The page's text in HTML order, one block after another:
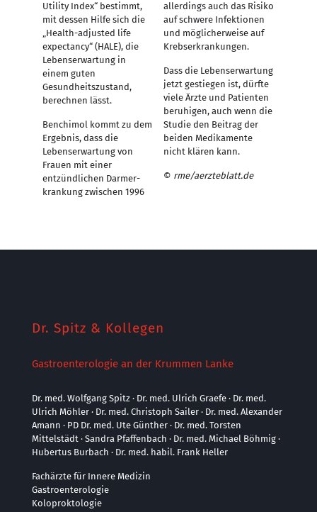
Utility Index“ bestimmt,
mit dessen Hilfe sich die
„Health-adjusted life
expectancy“ (HALE), die
Lebenserwartung in
einem guten
Gesundheitszustand,
berechnen lässt.
Benchimol kommt zu dem
Ergebnis, dass die
Lebenserwartung von
Frauen mit einer
entzündlichen Darm­er­
krank­ung zwischen 1996
allerdings auch das Risiko
auf schwere Infektionen
und möglicherweise auf
Krebserkrankungen.
Dass die Lebenserwartung
jetzt gestiegen ist, dürfte
viele Ärzte und Patienten
beruhigen, auch wenn die
Studie den Beitrag der
beiden Medikamente
nicht klären kann.
© rme/aerzteblatt.de
Dr. Spitz & Kollegen
Gastroenterologie an der Krummen Lanke
Dr. med. Wolfgang Spitz · Dr. med. Ulrich Graefe · Dr. med.
Ulrich Möhler · Dr. med. Christoph Sailer · Dr. med. Alexander
Amann · PD Dr. med. Ute Günther · Dr. med. Torsten
Mittelstädt · Sandra Pfaffenbach · Dr. med. Michael Böhmig ·
Hubertus Burbach · Dr. med. habil. Frank Heller
Fachärzte für Innere Medizin
Gastroenterologie
Koloproktologie